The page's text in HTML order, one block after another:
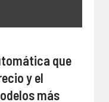
que
y el
más